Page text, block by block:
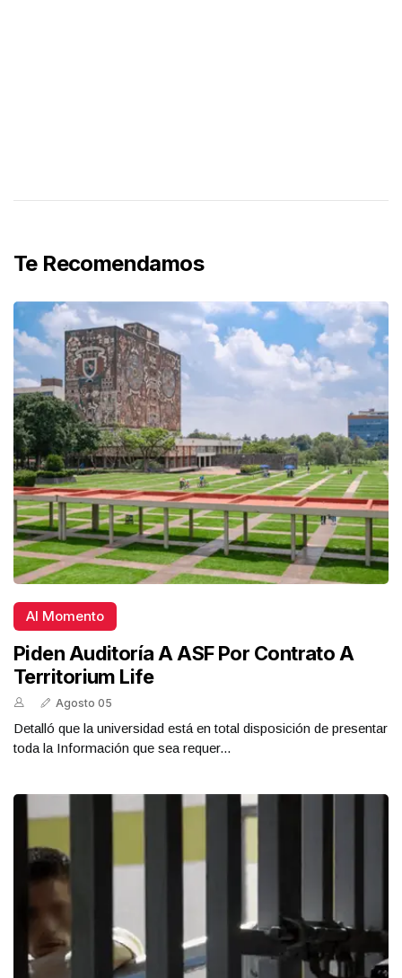
Te Recomendamos
Al Momento
Piden Auditoría A ASF Por Contrato A
Territorium Life
Agosto 05
Detalló que la universidad está en total disposición de presentar
toda la Información que sea requer...